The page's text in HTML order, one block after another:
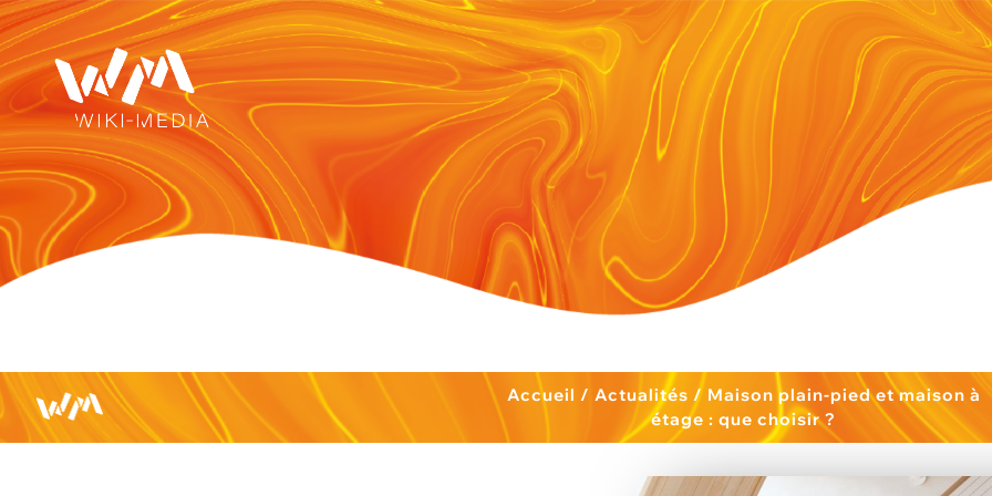
Accueil / Actualités / Maison plain-pied et maison à
étage : que choisir ?